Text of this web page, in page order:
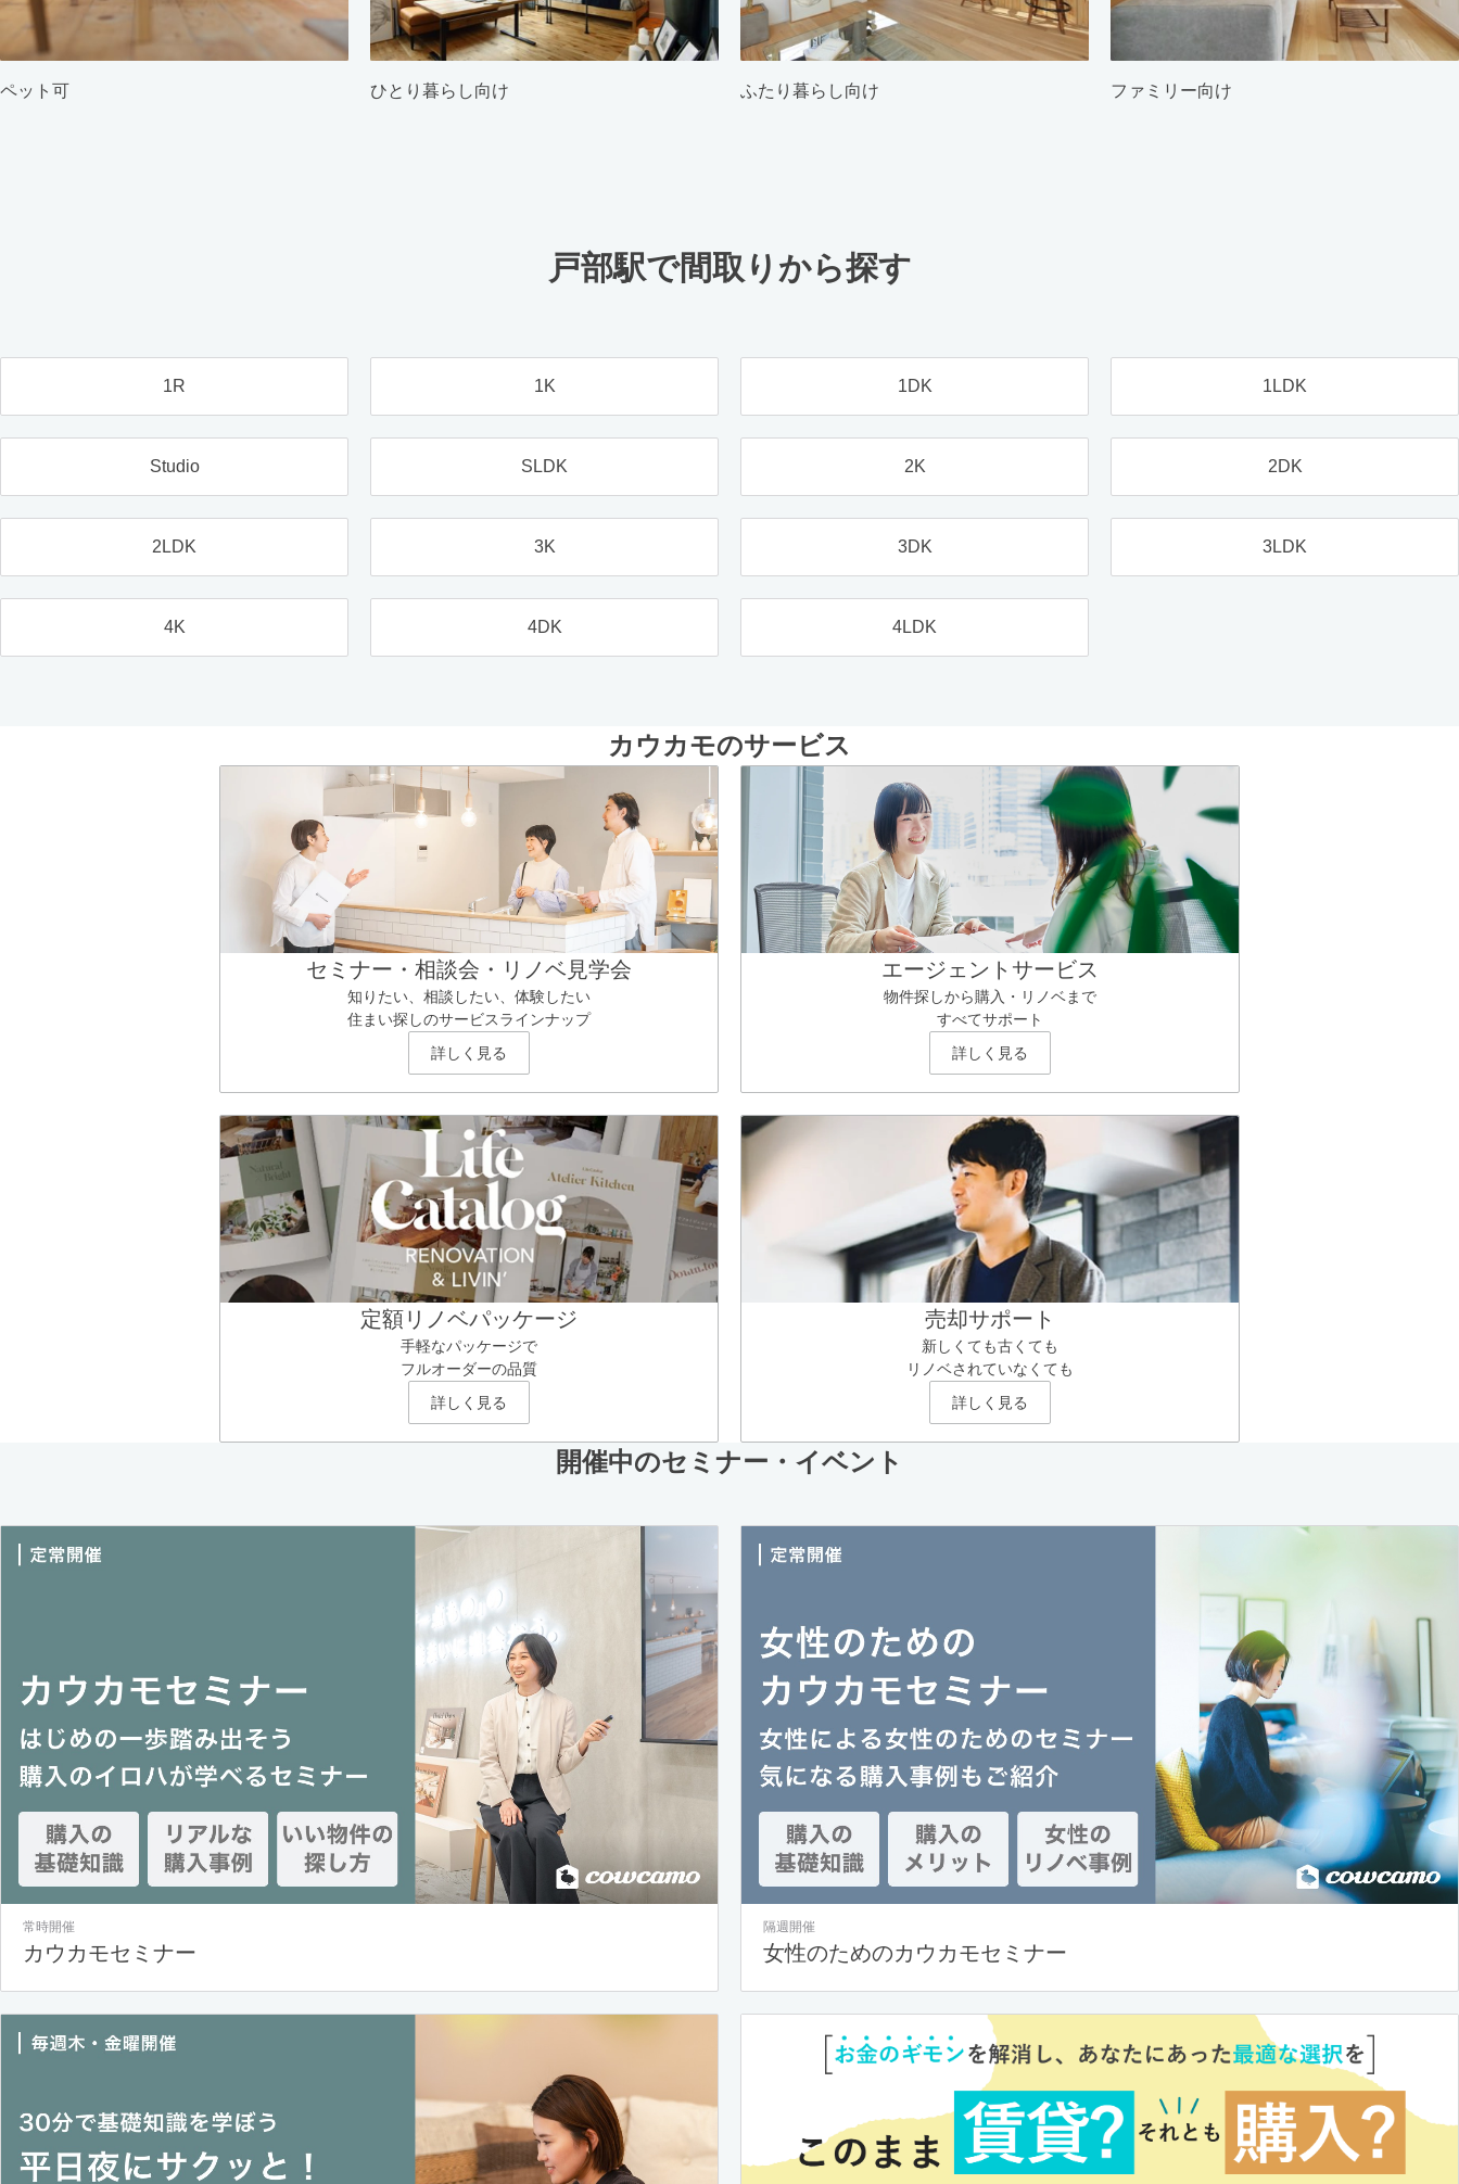
ペット可 ひとり暮らし向け ふたり暮らし向け ファミリー向け
戸部駅で間取りから探す
1R 1K 1DK 1LDK
Studio SLDK 2K 2DK
2LDK 3K 3DK 3LDK
4K 4DK 4LDK
カウカモのサービス
セミナー・相談会・リノベ見学会
知りたい、相談したい、体験したい
住まい探しのサービスラインナップ
詳しく見る
エージェントサービス
物件探しから購入・リノベまで
すべてサポート
詳しく見る
定額リノベパッケージ
手軽なパッケージで
フルオーダーの品質
詳しく見る
売却サポート
新しくても古くても
リノベされていなくても
詳しく見る
開催中のセミナー・イベント
常時開催
カウカモセミナー
隔週開催
女性のためのカウカモセミナー